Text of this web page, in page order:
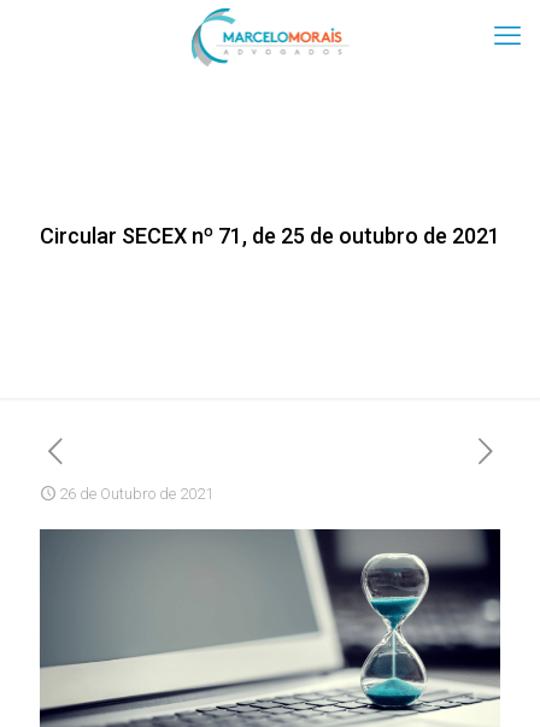
Circular SECEX nº 71, de 25 de outubro de 2021
26 de Outubro de 2021